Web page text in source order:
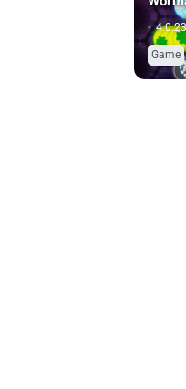
4.0.23
Game